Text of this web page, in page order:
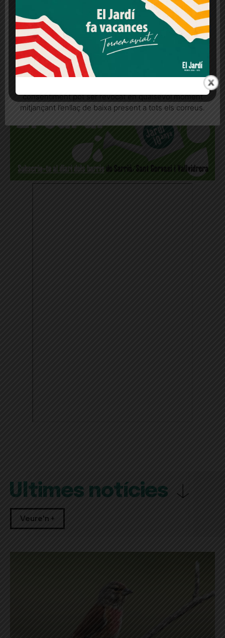
REP LES NOTÍCIES AL
MOMENT AL WHATSAPP!
Últimes notícies
Veure'n +
lloc web. Si cliques "acceptar" dones el teu
Més informació Acceptar Rebutjar tot
Quan l’usuari crea un compte al Diari el Jardí, dona el
seu consentiment explícit per rebre comunicacions
consentiment pot ser revocat en qualsevol moment
mitjançant l’enllaç de baixa present a tots els correus.